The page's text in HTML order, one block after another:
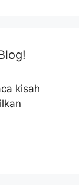
kisah